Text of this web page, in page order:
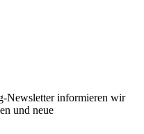
Newsletter informieren wir
und neue